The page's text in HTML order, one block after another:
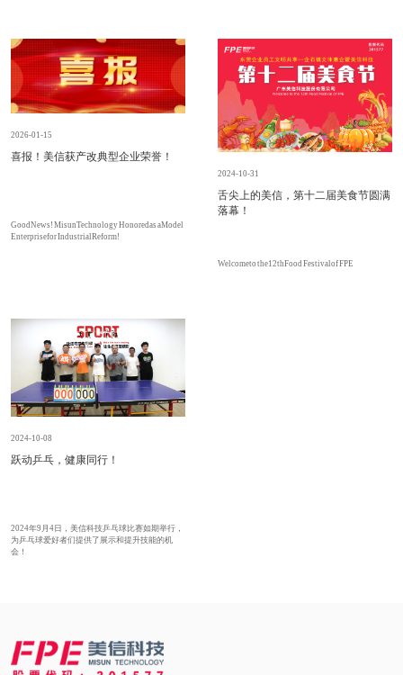
2026-01-15
喜报！美信获产改典型企业荣誉！
Good News! Misun Technology Honored as a Model
Enterprise for Industrial Reform!
2024-10-31
舌尖上的美信，第十二届美食节圆满
落幕！
Welcome to the 12thFood Festival of FPE
2024-10-08
跃动乒乓，健康同行！
2024年9月4日，美信科技乒乓球比赛如期举行，
为乒乓球爱好者们提供了展示和提升技能的机
会！